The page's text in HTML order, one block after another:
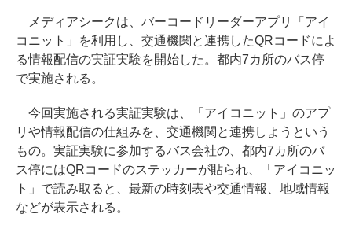
メディアシークは、バーコードリーダーアプリ「アイ
コニット」を利用し、交通機関と連携したQRコードによ
る情報配信の実証実験を開始した。都内7カ所のバス停
で実施される。
今回実施される実証実験は、「アイコニット」のアプ
リや情報配信の仕組みを、交通機関と連携しようという
もの。実証実験に参加するバス会社の、都内7カ所のバ
ス停にはQRコードのステッカーが貼られ、「アイコニッ
ト」で読み取ると、最新の時刻表や交通情報、地域情報
などが表示される。